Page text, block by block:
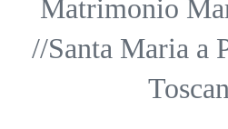
Matrimonio
//Santa Maria a